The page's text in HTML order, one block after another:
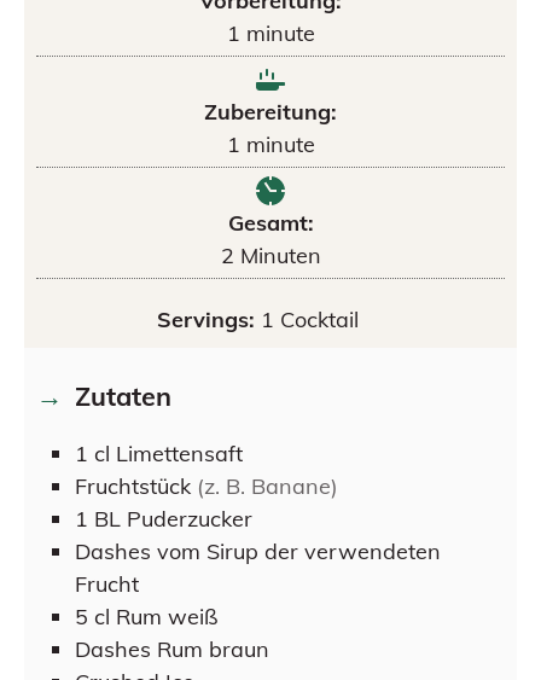
1 minute
Zubereitung:
1 minute
Gesamt:
2 Minuten
Servings: 1 Cocktail
Zutaten
1 cl Limettensaft
Fruchtstück (z. B. Banane)
1 BL Puderzucker
Dashes vom Sirup der verwendeten
Frucht
5 cl Rum weiß
Dashes Rum braun